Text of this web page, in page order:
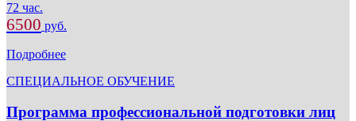
72 час.
6500 руб.
Подробнее
СПЕЦИАЛЬНОЕ ОБУЧЕНИЕ
Программа профессиональной подготовки лиц